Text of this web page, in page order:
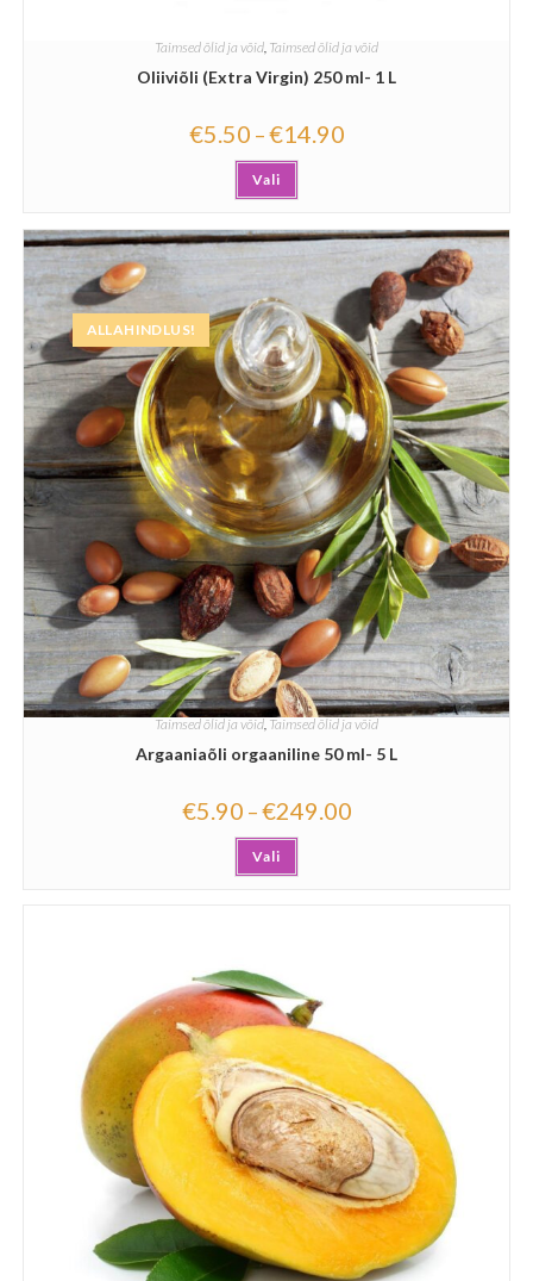
Taimsed õlid ja võid, Taimsed õlid ja võid
Oliiviõli (Extra Virgin) 250 ml- 1 L
€5.50 –€14.90
Vali
ALLAHINDLUS!
Taimsed õlid ja võid,Taimsed õlid ja võid
Argaaniaõli orgaaniline 50 ml- 5 L
€5.90 –€249.00
Vali